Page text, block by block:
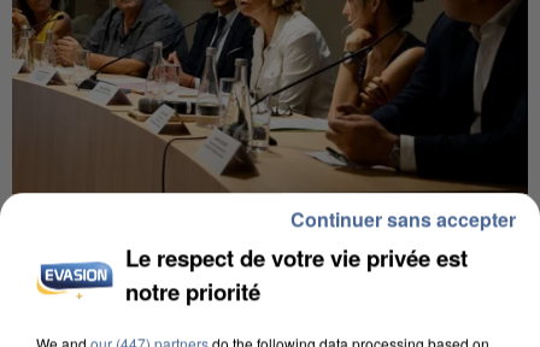
INCENDIES : L’ÎLE-DE-FRANCE LANCE UN ÉLAN
DE SOLIDARITÉ AVEC LES...
Le respect de votre vie privée est
notre priorité
We and our (447) partnersdo the following data processing based on
Continuer sans accepter